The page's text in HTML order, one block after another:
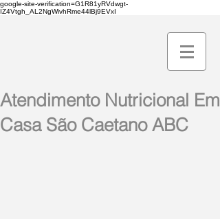
google-site-verification=G1R81yRVdwgt-
IZ4Vtgh_AL2NgWivhRme44lBj9EVxI
Atendimento Nutricional Em
Casa São Caetano ABC